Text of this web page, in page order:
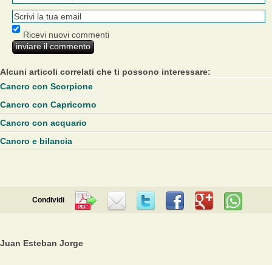
Ricevi nuovi commenti
Alcuni articoli correlati che ti possono interessare:
Cancro con Scorpione
Cancro con Capricorno
Cancro con acquario
Cancro e bilancia
Condividi
Juan Esteban Jorge